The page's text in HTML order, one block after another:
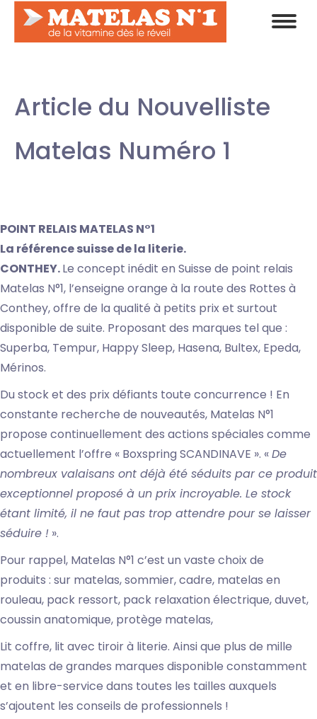
Article du Nouvelliste
Matelas Numéro 1
POINT RELAIS MATELAS N°1
La référence suisse de la literie.
CONTHEY.Le concept inédit en Suisse de point relais
Matelas N°1, l’enseigne orange à la route des Rottes à
Conthey, offre de la qualité à petits prix et surtout
disponible de suite. Proposant des marques tel que :
Superba, Tempur, Happy Sleep, Hasena, Bultex, Epeda,
Mérinos.
Du stock et des prix défiants toute concurrence ! En
constante recherche de nouveautés, Matelas N°1
propose continuellement des actions spéciales comme
actuellement l’offre « Boxspring SCANDINAVE ». «De
nombreux valaisans ont déjà été séduits par ce produit
exceptionnel proposé à un prix incroyable. Le stock
étant limité, il ne faut pas trop attendre pour se laisser
séduire ! ».
Pour rappel, Matelas N°1 c’est un vaste choix de
produits : sur matelas, sommier, cadre, matelas en
rouleau, pack ressort, pack relaxation électrique, duvet,
coussin anatomique, protège matelas,
Lit coffre, lit avec tiroir à literie. Ainsi que plus de mille
matelas de grandes marques disponible constamment
et en libre-service dans toutes les tailles auxquels
s’ajoutent les conseils de professionnels !